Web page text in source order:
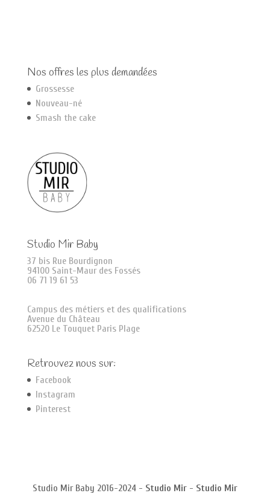
Nos offres les plus demandées
Grossesse
Nouveau-né
Smash the cake
Studio Mir Baby
37 bis Rue Bourdignon
94100 Saint-Maur des Fossés
06 71 19 61 53
Campus des métiers et des qualifications
Avenue du Château
62520 Le Touquet Paris Plage
Retrouvez nous sur:
Facebook
Instagram
Pinterest
Studio Mir Baby 2016-2024 - Studio Mir- Studio Mir